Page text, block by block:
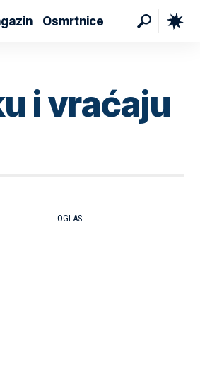
Osmrtnice
i vraćaju
- OGLAS -